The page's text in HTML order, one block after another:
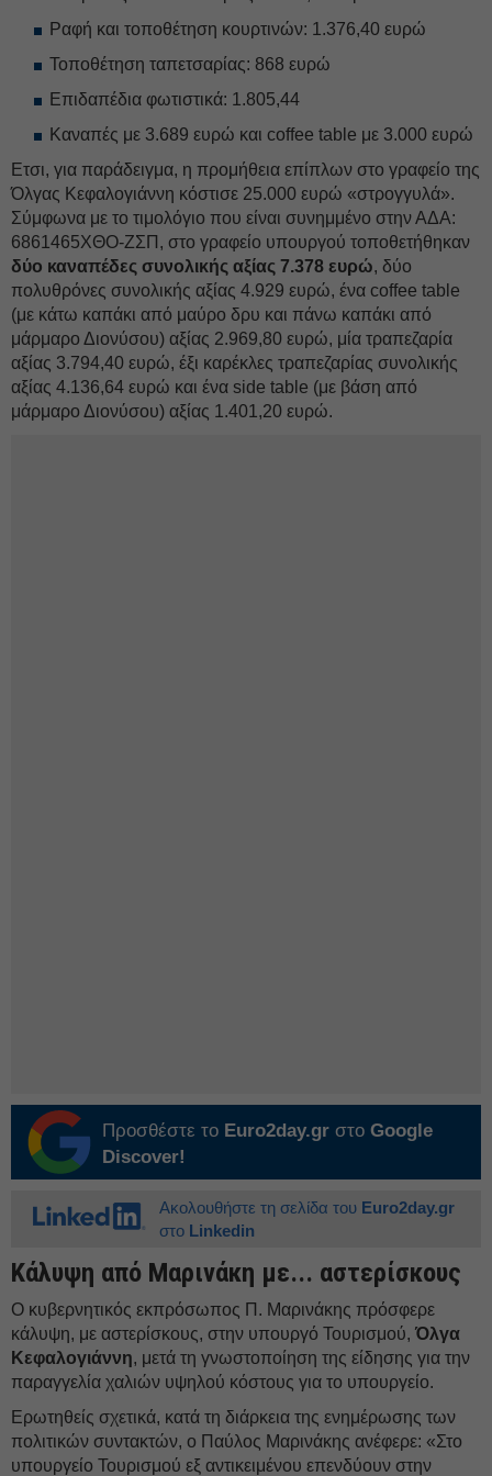
Ραφή και τοποθέτηση κουρτινών: 1.376,40 ευρώ
Τοποθέτηση ταπετσαρίας: 868 ευρώ
Επιδαπέδια φωτιστικά: 1.805,44
Καναπές με 3.689 ευρώ και coffee table με 3.000 ευρώ
Ετσι, για παράδειγμα, η προμήθεια επίπλων στο γραφείο της
Όλγας Κεφαλογιάννη κόστισε 25.000 ευρώ «στρογγυλά».
Σύμφωνα με το τιμολόγιο που είναι συνημμένο στην ΑΔΑ:
6861465ΧΘΟ-ΖΣΠ, στο γραφείο υπουργού τοποθετήθηκαν
δύο καναπέδες συνολικής αξίας 7.378 ευρώ, δύο
πολυθρόνες συνολικής αξίας 4.929 ευρώ, ένα coffee table
(με κάτω καπάκι από μαύρο δρυ και πάνω καπάκι από
μάρμαρο Διονύσου) αξίας 2.969,80 ευρώ, μία τραπεζαρία
αξίας 3.794,40 ευρώ, έξι καρέκλες τραπεζαρίας συνολικής
αξίας 4.136,64 ευρώ και ένα side table (με βάση από
μάρμαρο Διονύσου) αξίας 1.401,20 ευρώ.
Προσθέστε το Euro2day.gr στο Google
Discover!
Ακολουθήστε τη σελίδα του Euro2day.gr
στο Linkedin
Κάλυψη από Μαρινάκη με... αστερίσκους
Ο κυβερνητικός εκπρόσωπος Π. Μαρινάκης πρόσφερε
κάλυψη, με αστερίσκους, στην υπουργό Τουρισμού, Όλγα
Κεφαλογιάννη, μετά τη γνωστοποίηση της είδησης για την
παραγγελία χαλιών υψηλού κόστους για το υπουργείο.
Ερωτηθείς σχετικά, κατά τη διάρκεια της ενημέρωσης των
πολιτικών συντακτών, ο Παύλος Μαρινάκης ανέφερε: «Στο
υπουργείο Τουρισμού εξ αντικειμένου επενδύουν στην